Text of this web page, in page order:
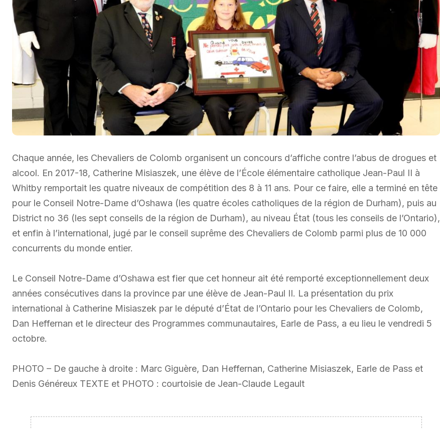
Chaque année, les Chevaliers de Colomb organisent un concours d’affiche contre l’abus de drogues et
alcool. En 2017-18, Catherine Misiaszek, une élève de l’École élémentaire catholique Jean-Paul II à
Whitby remportait les quatre niveaux de compétition des 8 à 11 ans. Pour ce faire, elle a terminé en tête
pour le Conseil Notre-Dame d’Oshawa (les quatre écoles catholiques de la région de Durham), puis au
District no 36 (les sept conseils de la région de Durham), au niveau État (tous les conseils de l’Ontario),
et enfin à l’international, jugé par le conseil suprême des Chevaliers de Colomb parmi plus de 10 000
concurrents du monde entier.
Le Conseil Notre-Dame d’Oshawa est fier que cet honneur ait été remporté exceptionnellement deux
années consécutives dans la province par une élève de Jean-Paul II. La présentation du prix
international à Catherine Misiaszek par le député d’État de l’Ontario pour les Chevaliers de Colomb,
Dan Heffernan et le directeur des Programmes communautaires, Earle de Pass, a eu lieu le vendredi 5
octobre.
PHOTO – De gauche à droite : Marc Giguère, Dan Heffernan, Catherine Misiaszek, Earle de Pass et
Denis Généreux TEXTE et PHOTO : courtoisie de Jean-Claude Legault